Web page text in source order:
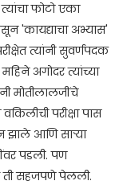
फोटो एका
'कायद्याचा अभ्यास'
त्यांनी सुवर्णपदक
अगोदर त्यांच्या
मोतीलालजींचे
परीक्षा पास
झाले आणि साऱ्या
पडली. पण
ती सहजपणे पेलली.